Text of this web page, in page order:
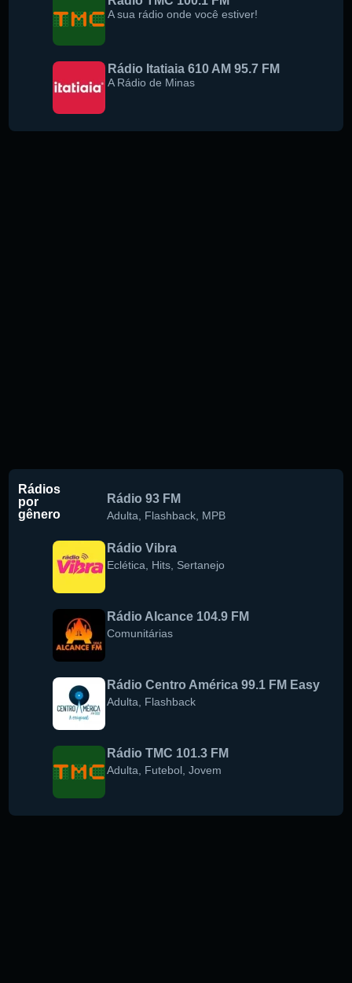
A sua rádio onde você estiver!
Rádio Itatiaia 610 AM 95.7 FM
A Rádio de Minas
Rádios
por
gênero
Rádio 93 FM
Adulta Flashback MPB
Rádio Vibra
Eclética Hits Sertanejo
Rádio Alcance 104.9 FM
Comunitárias
Rádio Centro América 99.1 FM Easy
Adulta Flashback
Rádio TMC 101.3 FM
Adulta Futebol ,Jovem